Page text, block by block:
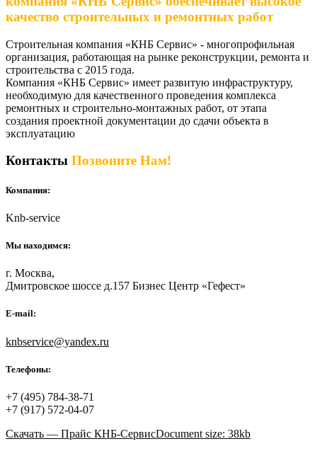
качество строительных и ремонтных работ
Строительная компания «КНБ Сервис» - многопрофильная
организация, работающая на рынке реконструкции, ремонта и
строительства с 2015 года.
Компания «КНБ Сервис» имеет развитую инфраструктуру,
необходимую для качественного проведения комплекса
ремонтных и строительно-монтажных работ, от этапа
создания проектной документации до сдачи объекта в
эксплуатацию
Контакты Позвоните Нам!
Компания:
Knb-service
Мы находимся:
г. Москва,
Дмитровское шоссе д.157 Бизнес Центр «Гефест»
E-mail:
knbservice@yandex.ru
Телефоны:
+7 (495) 784-38-71
+7 (917) 572-04-07
Скачать — Прайс КНБ-СервисDocument size: 38kb